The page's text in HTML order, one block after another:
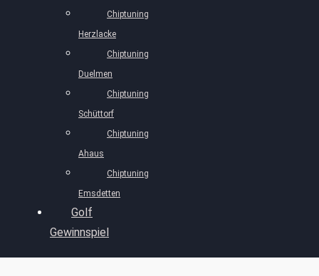
Chiptuning
Herzlacke
Chiptuning
Duelmen
Chiptuning
Schüttorf
Chiptuning
Ahaus
Chiptuning
Emsdetten
Golf
Gewinnspiel